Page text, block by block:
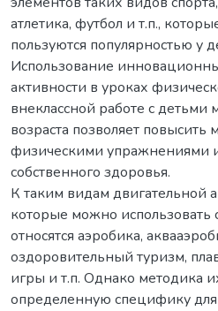
атлетика, футбол и т.п.,
пользуются популярностью у
Использование
активности в уроках
внеклассной работе с детьми
возраста позволяет
физическими упражнениями
собственного здоровья.
К таким видам двигательной
которые можно использовать
относятся аэробика,
оздоровительный туризм,
игры и т.п. Однако методика
определенную специфику для